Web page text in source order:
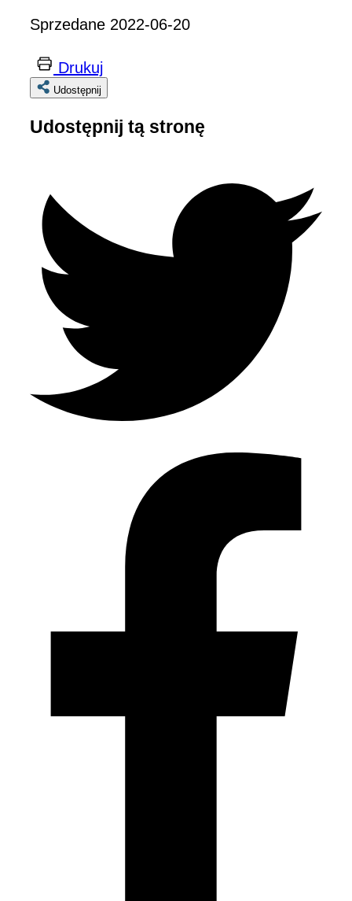
Sprzedane 2022-06-20
Drukuj
Udostępnij
Udostępnij tą stronę